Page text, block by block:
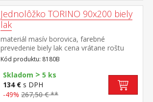
Jednolôžko TORINO 90x200 biely
lak
materiál masív borovica, farebné
prevedenie biely lak cena vrátane roštu
(drevený latkový) bez matraca odporúčaný
rozmer matraca 90 × 200 cm
Kód produktu: 8180B
Skladom > 5 ks
134 € s DPH
-49% 267,50 € **